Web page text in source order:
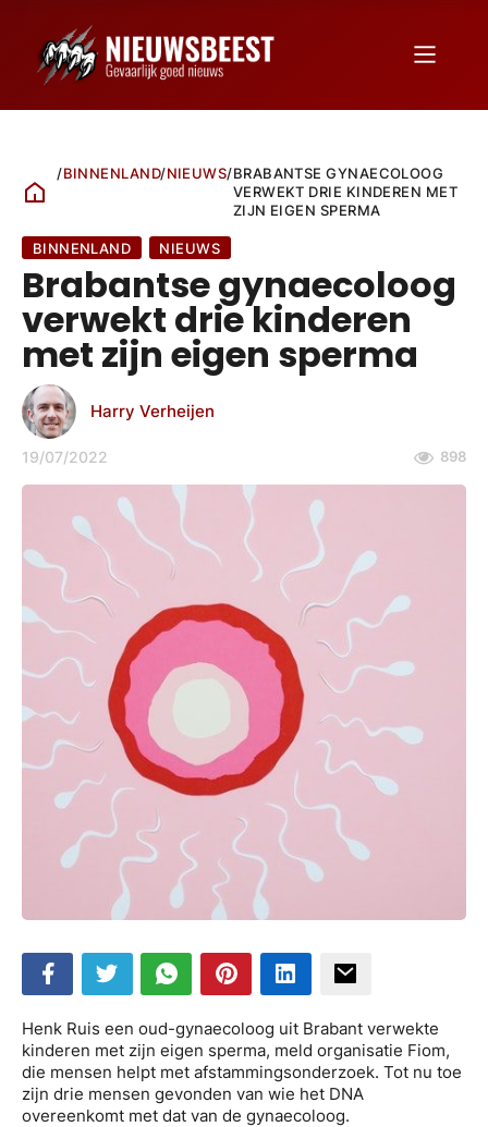
/BINNENLAND/NIEUWS/BRABANTSE GYNAECOLOOG
VERWEKT DRIE KINDEREN MET
ZIJN EIGEN SPERMA
BINNENLAND NIEUWS
Brabantse gynaecoloog
verwekt drie kinderen
met zijn eigen sperma
Harry Verheijen
19/07/2022 898
Henk Ruis een oud-gynaecoloog uit Brabant verwekte
kinderen met zijn eigen sperma, meld organisatie Fiom,
die mensen helpt met afstammingsonderzoek. Tot nu toe
zijn drie mensen gevonden van wie het DNA
overeenkomt met dat van de gynaecoloog.